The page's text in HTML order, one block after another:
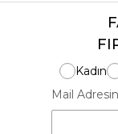
Kadın
Mail Adresin